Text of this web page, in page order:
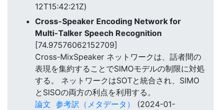
12T15:42:21Z)
Cross-Speaker Encoding Network for
Multi-Talker Speech Recognition
[74.97576062152709]
Cross-MixSpeaker ネットワークは、話者間の
表現を集約することでSIMOモデルの制限に対処
する。 ネットワークはSOTと統合され、SIMO
とSISOの両方の利点を利用する。
論文 参考訳（メタデータ）
(2024-01-